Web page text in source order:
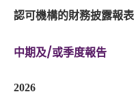
認可機構的財務披露報
中期及/或季度報告
2026